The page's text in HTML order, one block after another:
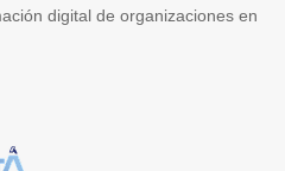
digital de organizaciones en